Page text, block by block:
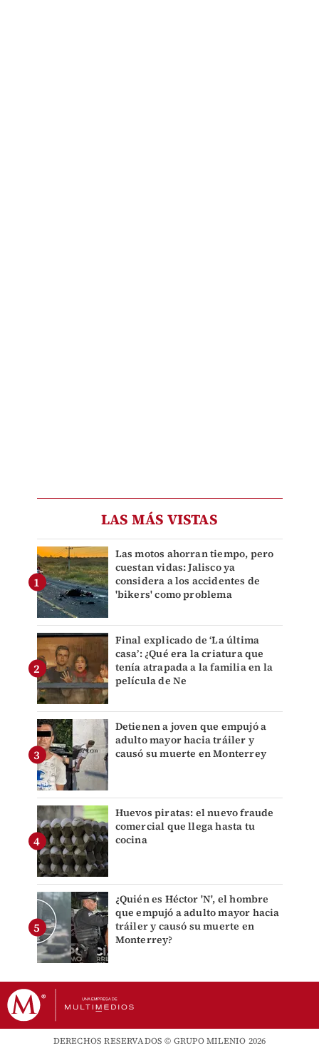
LAS MÁS VISTAS
Las motos ahorran tiempo, pero
cuestan vidas: Jalisco ya
considera a los accidentes de
'bikers' como problema
Final explicado de ‘La última
casa’: ¿Qué era la criatura que
tenía atrapada a la familia en la
película de Ne
Detienen a joven que empujó a
adulto mayor hacia tráiler y
causó su muerte en Monterrey
Huevos piratas: el nuevo fraude
comercial que llega hasta tu
cocina
¿Quién es Héctor 'N', el hombre
que empujó a adulto mayor hacia
tráiler y causó su muerte en
Monterrey?
DERECHOS RESERVADOS © GRUPO MILENIO 2026